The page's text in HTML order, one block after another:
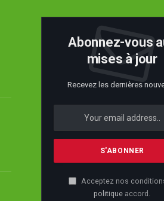
Abonnez-vous
mises à jour
Recevez les dernières
Acceptez nos
politique accord.